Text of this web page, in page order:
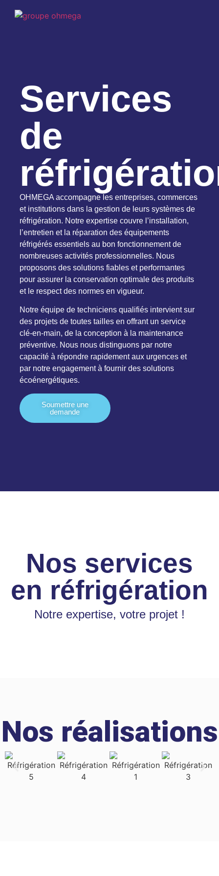
Services
de
OHMEGA accompagne les entreprises, commerces
et institutions dans la gestion de leurs systèmes de
réfrigération. Notre expertise couvre l’installation,
l’entretien et la réparation des équipements
réfrigérés essentiels au bon fonctionnement de
nombreuses activités professionnelles. Nous
proposons des solutions fiables et performantes
pour assurer la conservation optimale des produits
et le respect des normes en vigueur.
Notre équipe de techniciens qualifiés intervient sur
des projets de toutes tailles en offrant un service
clé-en-main, de la conception à la maintenance
préventive. Nous nous distinguons par notre
capacité à répondre rapidement aux urgences et
par notre engagement à fournir des solutions
écoénergétiques.
Soumettre une
demande
Nos services
en réfrigération
Notre expertise, votre projet !
Nos réalisations